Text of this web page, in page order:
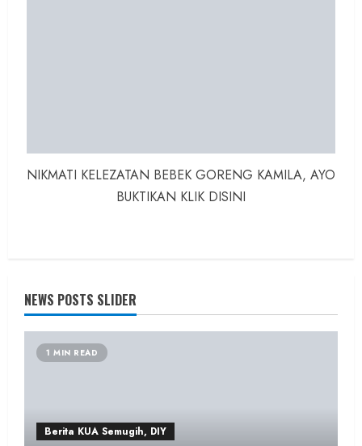
NIKMATI KELEZATAN BEBEK GORENG KAMILA, AYO
BUKTIKAN KLIK DISINI
NEWS POSTS SLIDER
1 MIN READ
Berita KUA Semugih, DIY